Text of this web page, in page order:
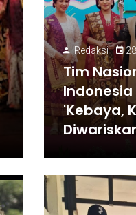
Redaksi
Tim
Indonesia
'Kebaya,